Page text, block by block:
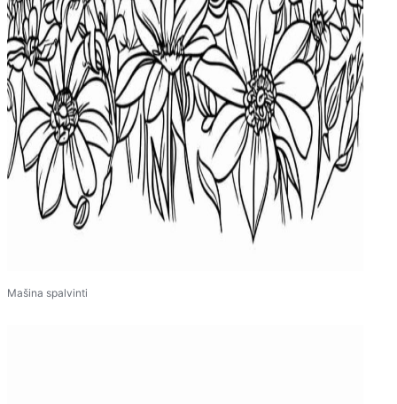
Mašina spalvinti